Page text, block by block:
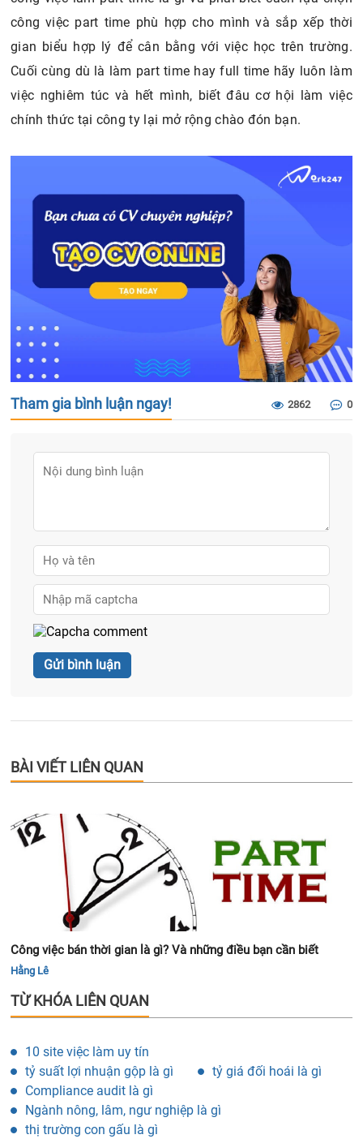
công việc part time phù hợp cho mình và sắp xếp thời
gian biểu hợp lý để cân bằng với việc học trên trường.
Cuối cùng dù là làm part time hay full time hãy luôn làm
việc nghiêm túc và hết mình, biết đâu cơ hội làm việc
chính thức tại công ty lại mở rộng chào đón bạn.
Tham gia bình luận ngay! 2862 0
BÀI VIẾT LIÊN QUAN
Công việc bán thời gian là gì? Và những điều bạn cần biết
Hằng Lê
TỪ KHÓA LIÊN QUAN
10 site việc làm uy tín
tỷ suất lợi nhuận gộp là gì
tỷ giá đối hoái là gì
Compliance audit là gì
Ngành nông, lâm, ngư nghiệp là gì
thị trường con gấu là gì